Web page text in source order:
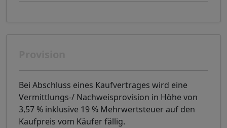
Bei Abschluss eines Kaufvertrages wird eine
Vermittlungs-/ Nachweisprovision in Höhe von
3,57 % inklusive 19 % Mehrwertsteuer auf den
Kaufpreis vom Käufer fällig.